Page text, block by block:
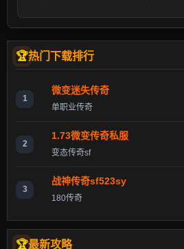
热门下载排行
1
微变迷失传奇
单职业传奇
2
1.73微变传奇私服
变态传奇sf
3
战神传奇sf523sy
180传奇
最新攻略